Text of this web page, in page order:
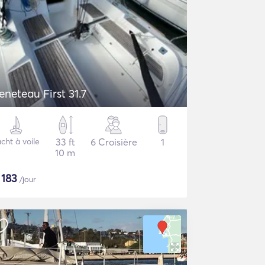
First 31.7
à voile
33 ft
10 m
6 Croisière 1
183 /jour